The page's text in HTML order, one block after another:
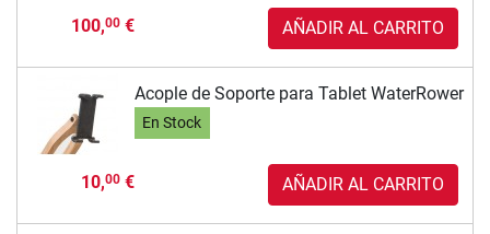
100,00€ AÑADIR AL CARRITO
Acople de Soporte para Tablet WaterRower
En Stock
10,00€ AÑADIR AL CARRITO